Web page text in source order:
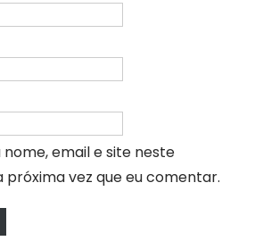
email e site neste
vez que eu comentar.